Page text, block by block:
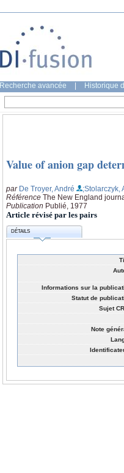
Recherche avancée Historique
Value of anion gap
par De Troyer, André ;Stolarczyk,
Référence The New England
Publication Publié, 1977
Article révisé par les pairs
DÉTAILS
Informations sur la
Statut de
Sujet
Note